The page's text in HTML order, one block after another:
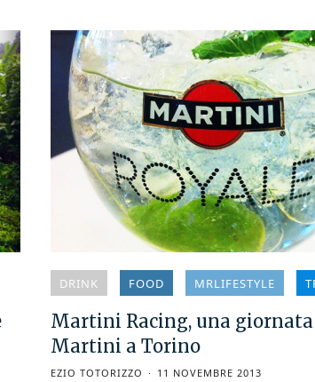
DRINK FOOD MRLIFESTYLE
Martini Racing, una
Martini a Torino
EZIO TOTORIZZO 11 NOVEMBRE 2013